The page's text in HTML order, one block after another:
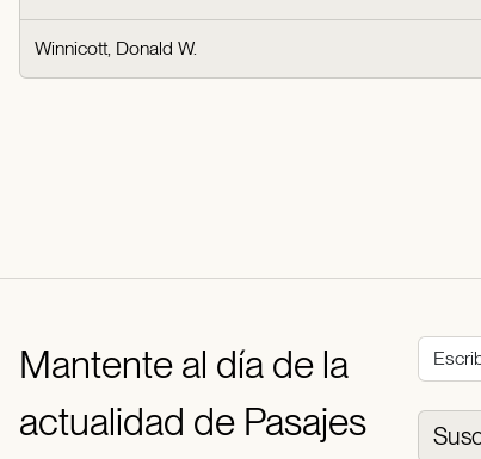
Winnicott, Donald W.
Mantente al día de la
actualidad de Pasajes